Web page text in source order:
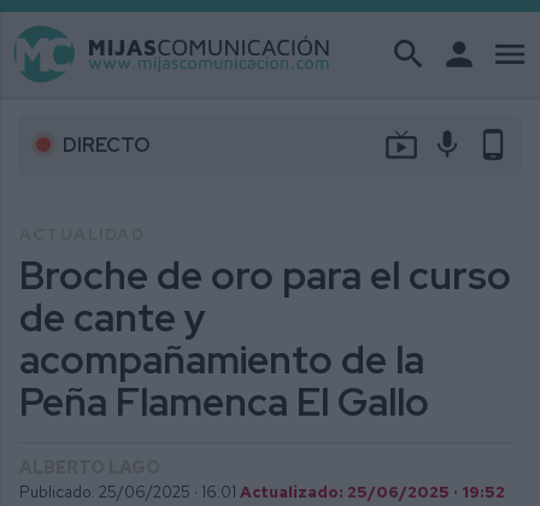
search person menu
DIRECTO live_tv mic phone_android
Broche de oro para el curso
de cante y
acompañamiento de la
Peña Flamenca El Gallo
Publicado: 25/06/2025 · 16:01 Actualizado: 25/06/2025 · 19:52